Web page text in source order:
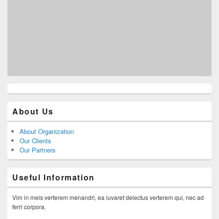
About Us
About Organization
Our Clients
Our Partners
Useful Information
Vim in meis verterem menandri, ea iuvaret delectus verterem qui, nec ad
ferri corpora.